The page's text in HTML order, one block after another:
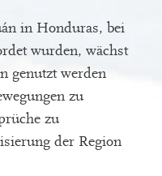
in Honduras, bei
wurden, wächst
genutzt werden
zu
zu
der Region